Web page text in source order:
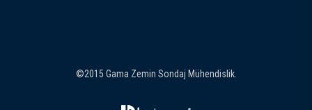
©2015 Gama Zemin Sondaj Mühendislik.